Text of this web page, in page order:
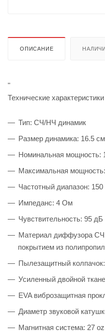
ОПИСАНИЕ
"
Технические характеристики
Тип: СЧ/НЧ динамик
Размер динамика: 16.5 см
Номинальная мощность:
Максимальная
Частотный диапазон: 150
Импеданс: 4 Ом
Чувствительность: 95 дБ
Материал диффузора
покрытием из
Пылезащитный
Усиленный двойной
EVA виброзащитная
Диаметр звуковой
Магнитная система: 27 oz